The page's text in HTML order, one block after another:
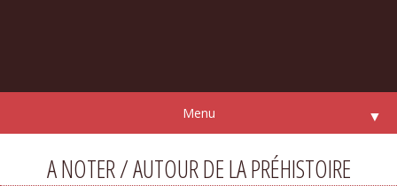
Menu ▼
A NOTER / AUTOUR DE LA PRÉHISTOIRE